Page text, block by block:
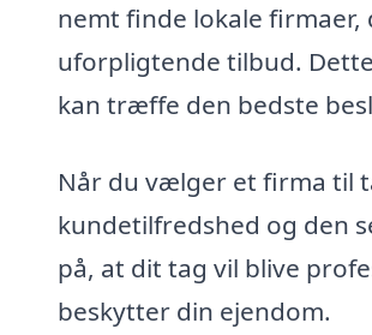
nemt finde lokale
uforpligtende tilbud.
kan træffe den bedste
Når du vælger et firma til
kundetilfredshed og den
på, at dit tag vil blive
beskytter din ejendom.